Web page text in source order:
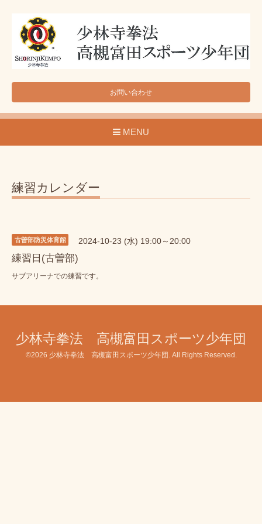
お問い合わせ
MENU
練習カレンダー
古曽部防災体育館 2024-10-23 (水) 19:00～20:00
練習日(古曽部)
サブアリーナでの練習です。
少林寺拳法 高槻富田スポーツ少年団
©2026 少林寺拳法 高槻富田スポーツ少年団 . All Rights Reserved.